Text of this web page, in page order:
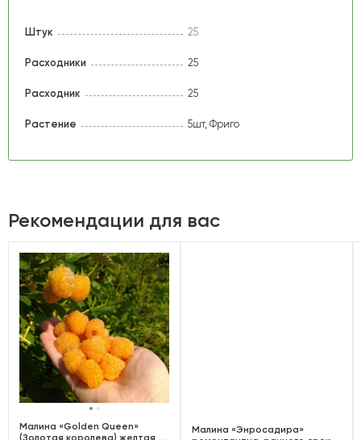
Штук 25
Расходники 25
Расходник 25
Растение 5шт, Фриго
Рекомендации для вас
Малина «Golden Queen»
(Золотая королева) желтая,
Малина «Энросадира»